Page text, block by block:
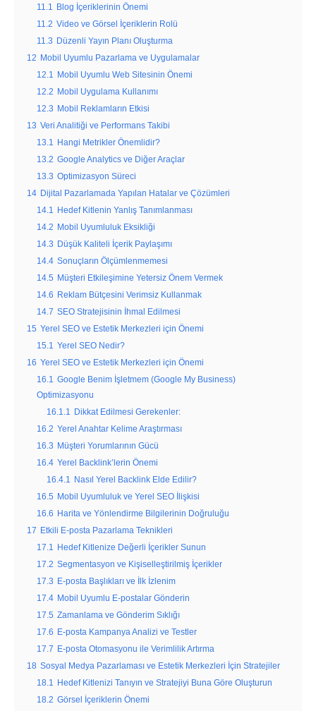
11.1
Blog İçeriklerinin Önemi
11.2 Video ve Görsel İçeriklerin Rolü
11.3
Düzenli Yayın Planı Oluşturma
12
Mobil Uyumlu Pazarlama ve Uygulamalar
12.1
Mobil Uyumlu Web Sitesinin Önemi
12.2
Mobil Uygulama Kullanımı
12.3
Mobil Reklamların Etkisi
13 Veri Analitiği ve Performans Takibi
13.1
Hangi Metrikler Önemlidir?
13.2 Google Analytics ve Diğer Araçlar
13.3 Optimizasyon Süreci
14 Dijital Pazarlamada Yapılan Hatalar ve Çözümleri
14.1
Hedef Kitlenin Yanlış Tanımlanması
14.2
Mobil Uyumluluk Eksikliği
14.3
Düşük Kaliteli İçerik Paylaşımı
14.4 Sonuçların Ölçümlenmemesi
14.5
Müşteri Etkileşimine Yetersiz Önem Vermek
14.6
Reklam Bütçesini Verimsiz Kullanmak
14.7 SEO Stratejisinin İhmal Edilmesi
15 Yerel SEO ve Estetik Merkezleri için Önemi
15.1
Yerel SEO Nedir?
16 Yerel SEO ve Estetik Merkezleri için Önemi
16.1
Google Benim İşletmem (Google My Business)
Optimizasyonu
16.1.1
Dikkat Edilmesi Gerekenler:
16.2 Yerel Anahtar Kelime Araştırması
16.3
Müşteri Yorumlarının Gücü
16.4 Yerel Backlink’lerin Önemi
16.4.1
Nasıl Yerel Backlink Elde Edilir?
16.5
Mobil Uyumluluk ve Yerel SEO İlişkisi
16.6
Harita ve Yönlendirme Bilgilerinin Doğruluğu
17
Etkili E-posta Pazarlama Teknikleri
17.1
Hedef Kitlenize Değerli İçerikler Sunun
17.2 Segmentasyon ve Kişiselleştirilmiş İçerikler
17.3
E-posta Başlıkları ve İlk İzlenim
17.4 Mobil Uyumlu E-postalar Gönderin
17.5 Zamanlama ve Gönderim Sıklığı
17.6
E-posta Kampanya Analizi ve Testler
17.7
E-posta Otomasyonu ile Verimlilik Artırma
18 Sosyal Medya Pazarlaması ve Estetik Merkezleri İçin Stratejiler
18.1
Hedef Kitlenizi Tanıyın ve Stratejiyi Buna Göre Oluşturun
18.2 Görsel İçeriklerin Önemi